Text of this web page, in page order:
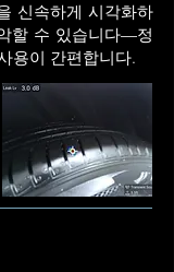
신속하게 시각화하
할 수 있습니다—정
용이 간편합니다.